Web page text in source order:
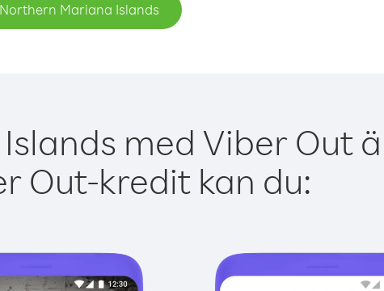
Mariana Islands
med Viber Out
Out-kredit kan du: